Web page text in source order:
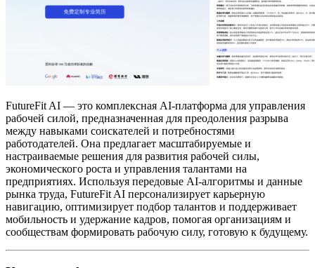
FutureFit AI — это комплексная AI-платформа для управления
рабочей силой, предназначенная для преодоления разрыва
между навыками соискателей и потребностями
работодателей. Она предлагает масштабируемые и
настраиваемые решения для развития рабочей силы,
экономического роста и управления талантами на
предприятиях. Используя передовые AI-алгоритмы и данные
рынка труда, FutureFit AI персонализирует карьерную
навигацию, оптимизирует подбор талантов и поддерживает
мобильность и удержание кадров, помогая организациям и
сообществам формировать рабочую силу, готовую к будущему.